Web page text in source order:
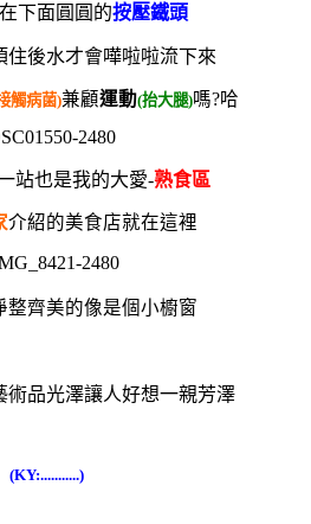
下面圓圓的按壓鐵頭
住後水才會嘩啦啦流下來
觸病菌)兼顧運動(抬大腿)嗎?哈
站也是我的大愛-熟食區
介紹的美食店就在這裡
整齊美的像是個小櫥窗
術品光澤讓人好想一親芳澤
(KY:...........)